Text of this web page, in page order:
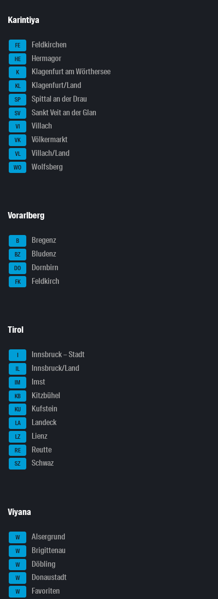
Karintiya
FE Feldkirchen
HE Hermagor
K Klagenfurt am Wörthersee
KL Klagenfurt/Land
SP Spittal an der Drau
SV Sankt Veit an der Glan
VI Villach
VK Völkermarkt
VL Villach/Land
WO Wolfsberg
Vorarlberg
B Bregenz
BZ Bludenz
DO Dornbirn
FK Feldkirch
Tirol
I Innsbruck – Stadt
IL Innsbruck/Land
IM Imst
KB Kitzbühel
KU Kufstein
LA Landeck
LZ Lienz
RE Reutte
SZ Schwaz
Viyana
W Alsergrund
W Brigittenau
W Döbling
W Donaustadt
W Favoriten